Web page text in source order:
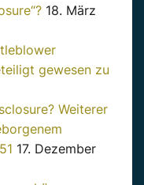
18. März
gewesen zu
Weiterer
17. Dezember